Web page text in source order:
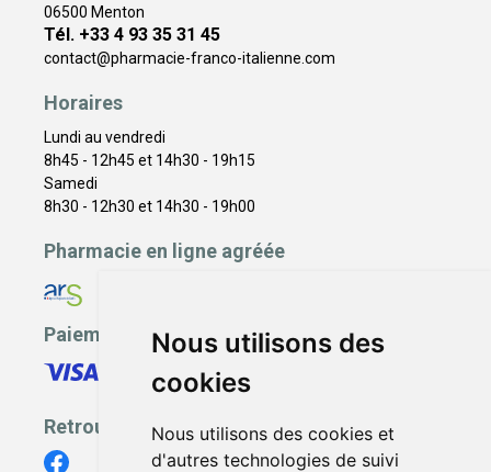
Nous utilisons des
cookies
Nous utilisons des cookies et
d'autres technologies de suivi
06500 Menton
Tél. +33 4 93 35 31 45
contact@pharmacie-franco-italienne.com
Horaires
Lundi au vendredi
8h45 - 12h45 et 14h30 - 19h15
Samedi
8h30 - 12h30 et 14h30 - 19h00
Pharmacie en ligne agréée
Paiement sécurisé
Retrouvez-nous